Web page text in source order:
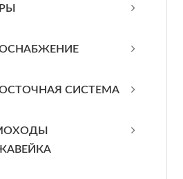
СИСТЕМА